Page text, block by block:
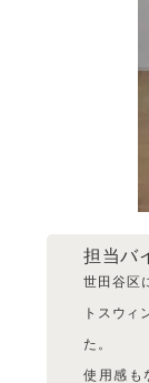
担当バ
世田谷区
トスウィ
た。
使用感も